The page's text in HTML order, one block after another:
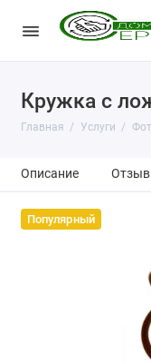
Кружка с
Главная Услуги
Описание
Популярный